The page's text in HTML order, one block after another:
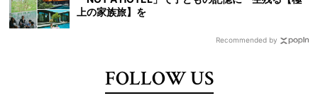
上の家族旅】を
Recommended by
FOLLOW US